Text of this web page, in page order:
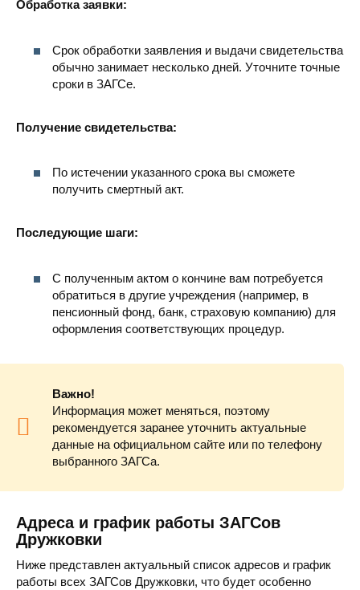
Обработка заявки:
Срок обработки заявления и выдачи свидетельства
обычно занимает несколько дней. Уточните точные
сроки в ЗАГСе.
Получение свидетельства:
По истечении указанного срока вы сможете
получить смертный акт.
Последующие шаги:
С полученным актом о кончине вам потребуется
обратиться в другие учреждения (например, в
пенсионный фонд, банк, страховую компанию) для
оформления соответствующих процедур.
Важно!
Информация может меняться, поэтому
рекомендуется заранее уточнить актуальные
данные на официальном сайте или по телефону
выбранного ЗАГСа.
Адреса и график работы ЗАГСов
Дружковки
Ниже представлен актуальный список адресов и график
работы всех ЗАГСов Дружковки, что будет особенно